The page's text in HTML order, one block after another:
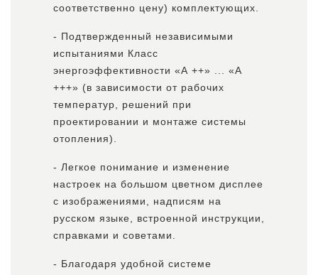
соответственно цену) комплектующих.
- Подтвержденный независимыми
испытаниями Класс
энергоэффективности «А ++» ... «А
+++» (в зависимости от рабочих
температур, решений при
проектировании и монтаже системы
отопления).
- Легкое понимание и изменение
настроек на большом цветном дисплее
с изображениями, надписям на
русском языке, встроенной инструкции,
справками и советами.
- Благодаря удобной системе